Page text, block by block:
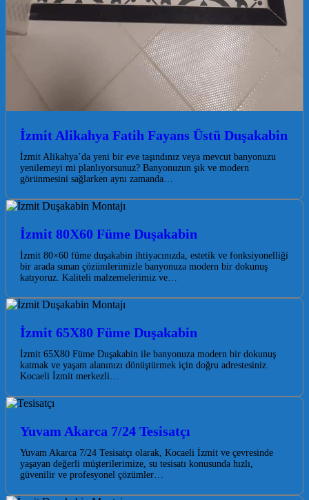
İzmit Alikahya Fatih Fayans Üstü Duşakabin
İzmit Alikahya’da yeni bir eve taşındınız veya mevcut banyonuzu
yenilemeyi mi planlıyorsunuz? Banyonuzun şık ve modern
görünmesini sağlarken aynı zamanda…
İzmit 80X60 Füme Duşakabin
İzmit 80×60 füme duşakabin ihtiyacınızda, estetik ve fonksiyonelliği
bir arada sunan çözümlerimizle banyonuza modern bir dokunuş
katıyoruz. Kaliteli malzemelerimiz ve…
İzmit 65X80 Füme Duşakabin
İzmit 65X80 Füme Duşakabin ile banyonuza modern bir dokunuş
katmak ve yaşam alanınızı dönüştürmek için doğru adrestesiniz.
Kocaeli İzmit merkezli…
Yuvam Akarca 7/24 Tesisatçı
Yuvam Akarca 7/24 Tesisatçı olarak, Kocaeli İzmit ve çevresinde
yaşayan değerli müşterilerimize, su tesisatı konusunda hızlı,
güvenilir ve profesyonel çözümler…